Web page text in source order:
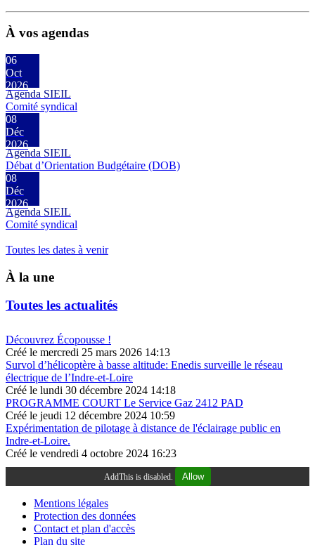
À vos agendas
06
Oct
2026
Agenda SIEIL
Comité syndical
08
Déc
2026
Agenda SIEIL
Débat d’Orientation Budgétaire (DOB)
08
Déc
2026
Agenda SIEIL
Comité syndical
Toutes les dates à venir
À la une
Toutes les actualités
Découvrez Écopousse !
Créé le mercredi 25 mars 2026 14:13
Survol d’hélicoptère à basse altitude: Enedis surveille le réseau
électrique de l’Indre-et-Loire
Créé le lundi 30 décembre 2024 14:18
PROGRAMME COURT Le Service Gaz 2412 PAD
Créé le jeudi 12 décembre 2024 10:59
Expérimentation de pilotage à distance de l'éclairage public en
Indre-et-Loire.
Créé le vendredi 4 octobre 2024 16:23
AddThis is disabled. Allow
Mentions légales
Protection des données
Contact et plan d'accès
Plan du site